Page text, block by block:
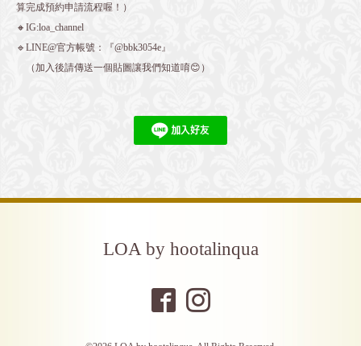
算完成預約申請流程喔！）
🔸IG:loa_channel
🔹LINE@官方帳號：『@bbk3054e』
（加入後請傳送一個貼圖讓我們知道唷😊）
LOA by hootalinqua